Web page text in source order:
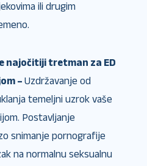
ili drugim
najočitiji tretman za ED
– Uzdržavanje od
temeljni uzrok vaše
Postavljanje
snimanje pornografije
na normalnu seksualnu